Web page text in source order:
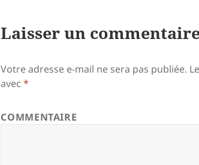
Laisser un
Votre adresse e-mail ne sera pas publiée.
avec*
COMMENTAIRE